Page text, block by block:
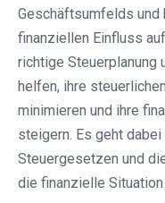
Geschäftsumfelds und
finanziellen Einfluss
richtige Steuerplanung
helfen, ihre
minimieren und ihre
steigern. Es geht
Steuergesetzen und
die finanzielle